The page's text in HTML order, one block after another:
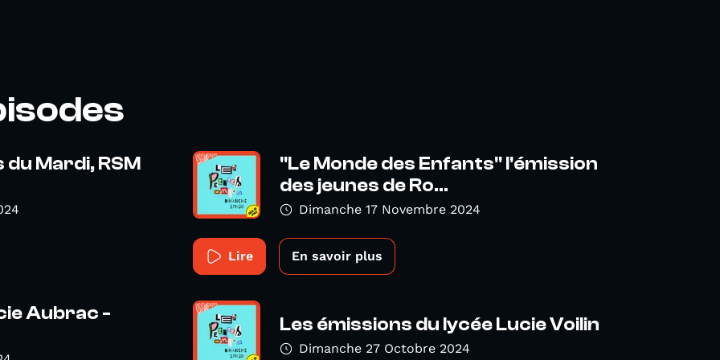
Mardi, RSM
"Le Monde des Enfants" l'émission
des jeunes de Ro...
Dimanche 17 Novembre 2024
Lire En savoir plus
Aubrac -
Les émissions du lycée Lucie Voilin
Dimanche 27 Octobre 2024